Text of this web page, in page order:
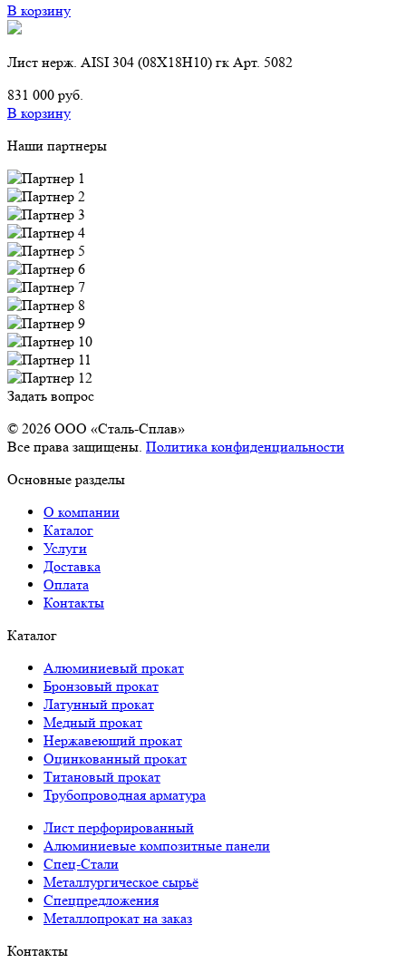
В корзину
Лист нерж. AISI 304 (08Х18Н10) гк Арт. 5082
831 000 руб.
В корзину
Наши партнеры
Задать вопрос
© 2026 OOO «Сталь-Сплав»
Все права защищены. Политика конфиденциальности
Основные разделы
О компании
Каталог
Услуги
Доставка
Оплата
Контакты
Каталог
Алюминиевый прокат
Бронзовый прокат
Латунный прокат
Медный прокат
Нержавеющий прокат
Оцинкованный прокат
Титановый прокат
Трубопроводная арматура
Лист перфорированный
Алюминиевые композитные панели
Спец-Стали
Металлургическое сырьё
Спецпредложения
Металлопрокат на заказ
Контакты